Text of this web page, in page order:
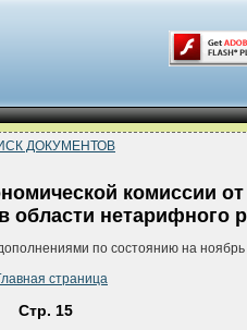
ДОКУМЕНТОВ
комиссии
области нетарифного
по состоянию на ноябрь
страница
Стр. 15